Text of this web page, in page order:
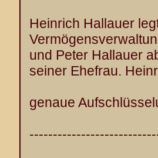
Heinrich Hallauer
und Peter Hallauer
seiner Ehefrau.
genaue